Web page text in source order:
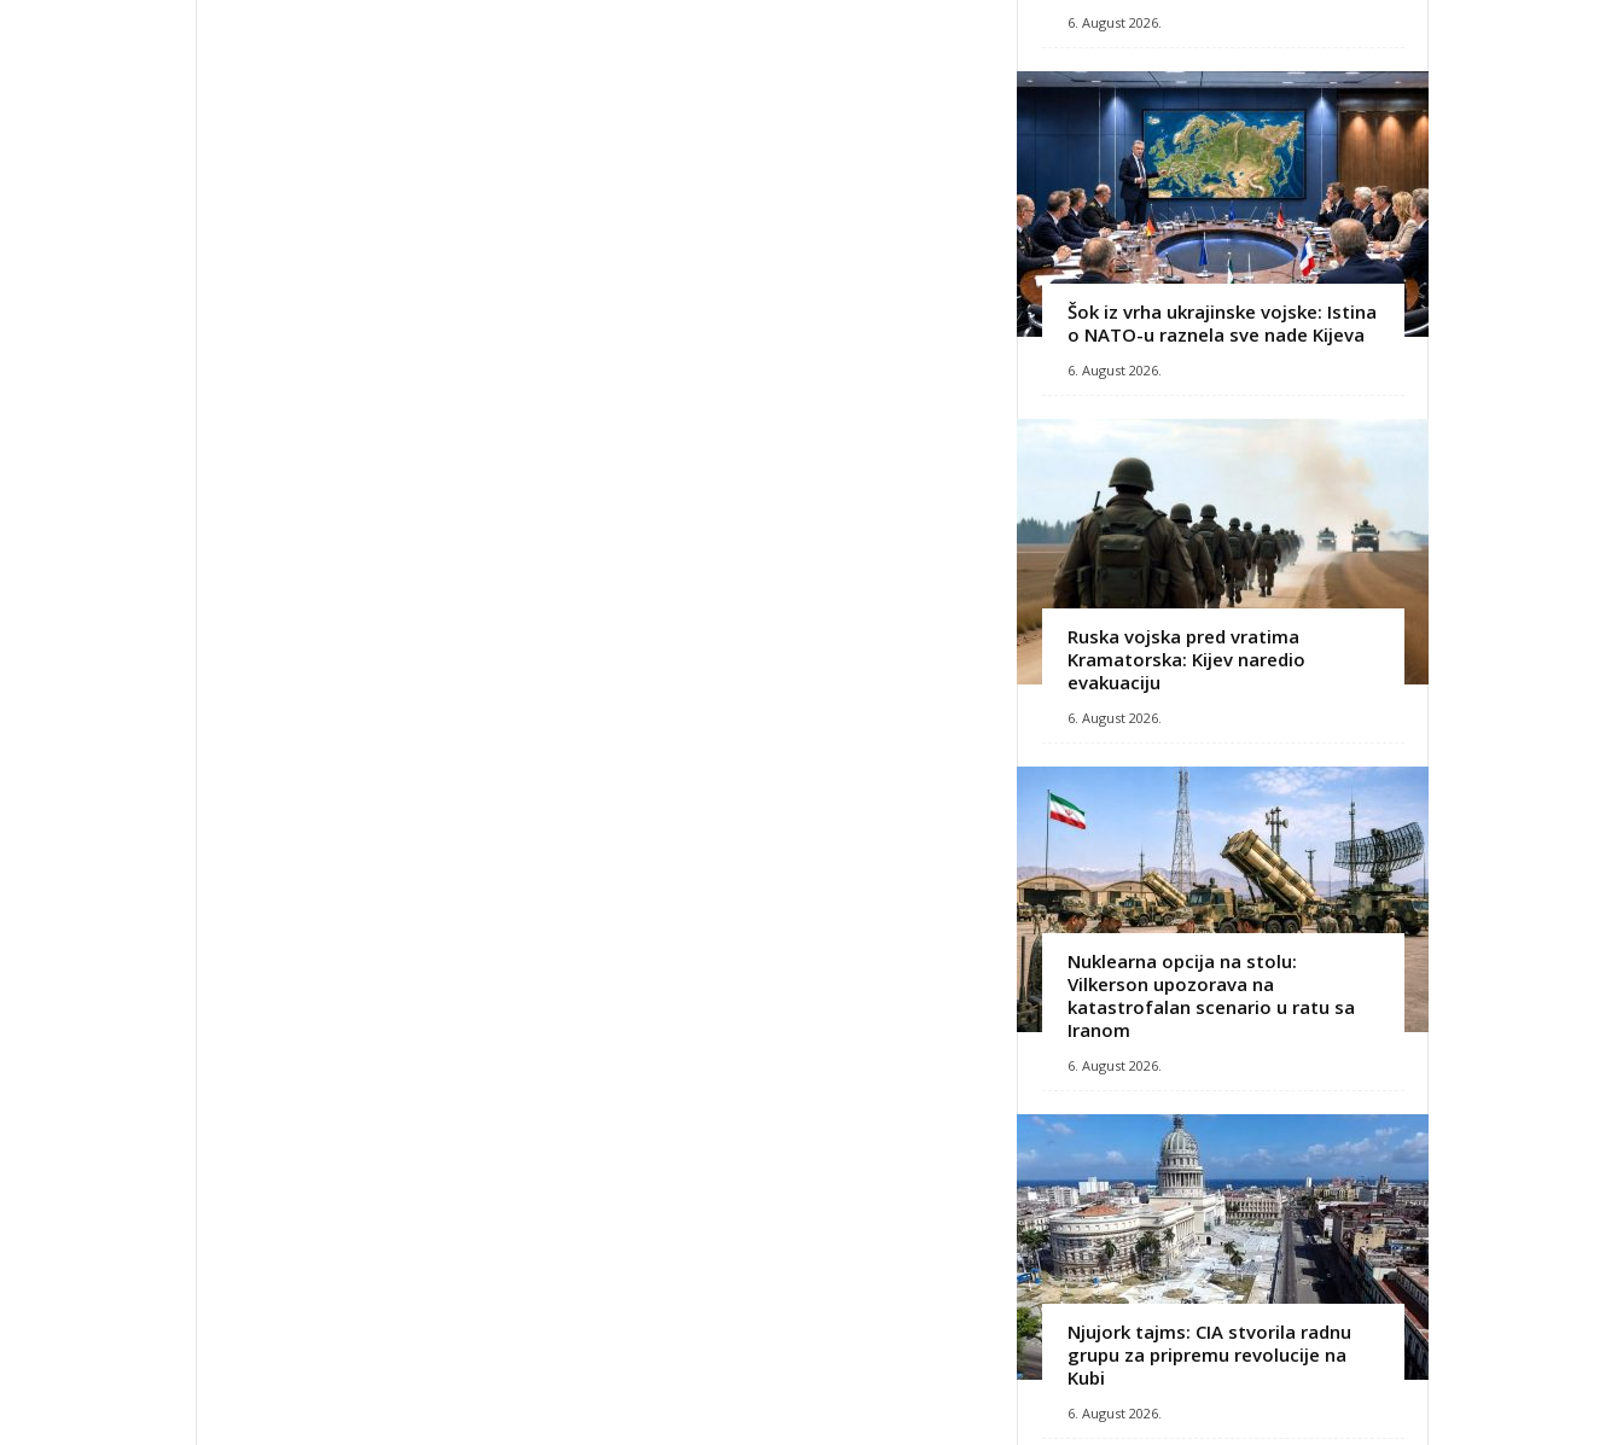
6. August 2026.
Šok iz vrha ukrajinske vojske: Istina
o NATO-u raznela sve nade Kijeva
6. August 2026.
Ruska vojska pred vratima
Kramatorska: Kijev naredio
evakuaciju
6. August 2026.
Nuklearna opcija na stolu:
Vilkerson upozorava na
katastrofalan scenario u ratu sa
Iranom
6. August 2026.
Njujork tajms: CIA stvorila radnu
grupu za pripremu revolucije na
Kubi
6. August 2026.